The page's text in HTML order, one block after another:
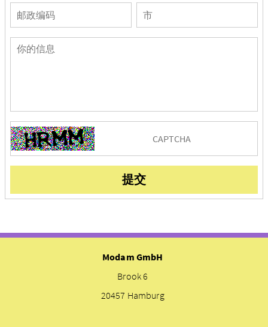
提交
Modam GmbH
Brook 6
20457 Hamburg